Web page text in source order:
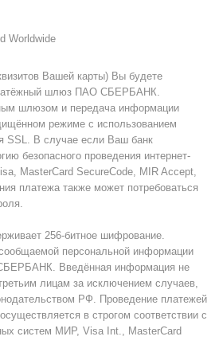
Worldwide
Вашей карты) Вы будете
шлюз ПАО СБЕРБАНК.
шлюзом и передача информации
режиме с использованием
SSL. В случае если Ваш банк
безопасного проведения интернет-
MasterCard SecureCode, MIR Accept,
платежа также может потребоваться
256-битное шифрование.
персональной информации
Введённая информация не
лицам за исключением случаев,
РФ. Проведение платежей
в строгом соответствии с
систем МИР, Visa Int., MasterCard